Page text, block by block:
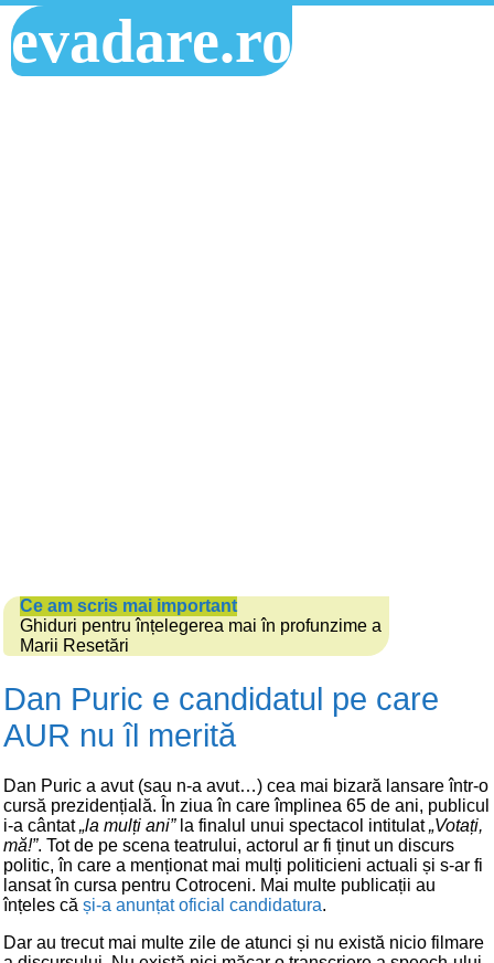
evadare.ro
Ce am scris mai important
Ghiduri pentru înțelegerea mai în profunzime a
Marii Resetări
Dan Puric e candidatul pe care
AUR nu îl merită
Dan Puric a avut (sau n-a avut…) cea mai bizară lansare într-o
cursă prezidențială. În ziua în care împlinea 65 de ani, publicul
i-a cântat„la mulți ani”la finalul unui spectacol intitulat„Votați,
mă!”. Tot de pe scena teatrului, actorul ar fi ținut un discurs
politic, în care a menționat mai mulți politicieni actuali și s-ar fi
lansat în cursa pentru Cotroceni. Mai multe publicații au
înțeles că și-a anunțat oficial candidatura.
Dar au trecut mai multe zile de atunci și nu există nicio filmare